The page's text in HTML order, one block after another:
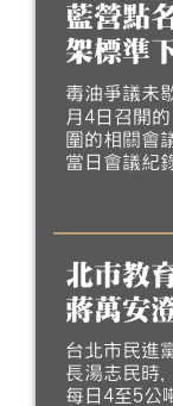
盤、其前高
為已無繼續
藍營點
架標準
法代言
毒油爭議未
月4日召開
圍的相關會
當日會議紀
辦主任許輔
食藥署長會
20%標準造
北市教
蔣萬安
台北市民進
長湯志民時
每日4至5公